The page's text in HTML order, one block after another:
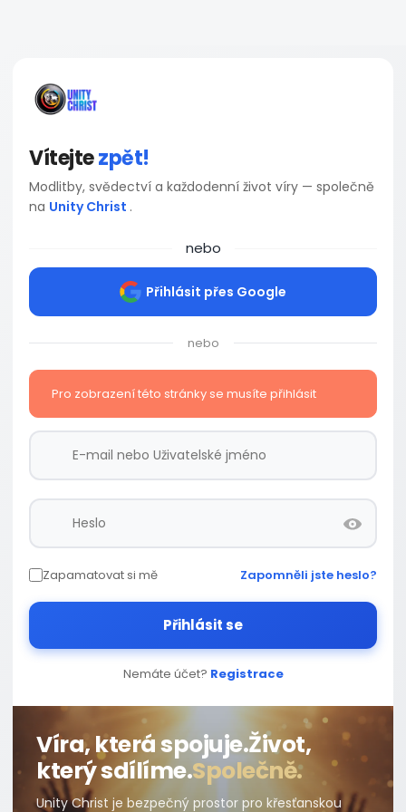
Vítejtezpět!
Modlitby, svědectví a každodenní život víry — společně
na Unity Christ .
nebo
Přihlásit přes Google
nebo
Pro zobrazení této stránky se musíte přihlásit
Zapamatovat si mě Zapomněli jste heslo?
Přihlásit se
Nemáte účet? Registrace
Víra, která spojuje.Život,
který sdílíme.Společně.
Unity Christ je bezpečný prostor pro křesťanskou